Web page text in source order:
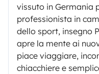
vissuto in Germania
professionista in
dello sport, insegno
apre la mente ai
piace viaggiare,
chiacchiere e